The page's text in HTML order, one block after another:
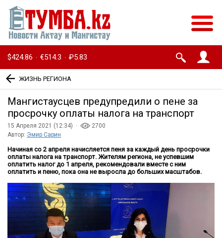
$424.86 · €514.3 · ₽5.83
ЖИЗНЬ РЕГИОНА
Мангистаусцев предупредили о пене за
просрочку оплаты налога на транспорт
15 Апреля 2021 (12:34) ·
2700
Автор: Эмир Сарин
Начиная со 2 апреля начисляется пеня за каждый день просрочки
оплаты налога на транспорт. Жителям региона, не успевшим
оплатить налог до 1 апреля, рекомендовали вместе с ним
оплатить и пеню, пока она не выросла до больших масштабов.